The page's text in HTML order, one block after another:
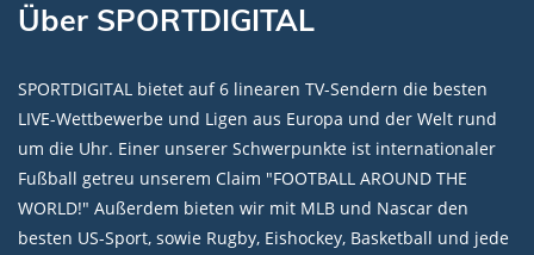
Über SPORTDIGITAL
SPORTDIGITAL bietet auf 6 linearen TV-Sendern die besten
LIVE-Wettbewerbe und Ligen aus Europa und der Welt rund
um die Uhr. Einer unserer Schwerpunkte ist internationaler
Fußball getreu unserem Claim "FOOTBALL AROUND THE
WORLD!" Außerdem bieten wir mit MLB und Nascar den
besten US-Sport, sowie Rugby, Eishockey, Basketball und jede